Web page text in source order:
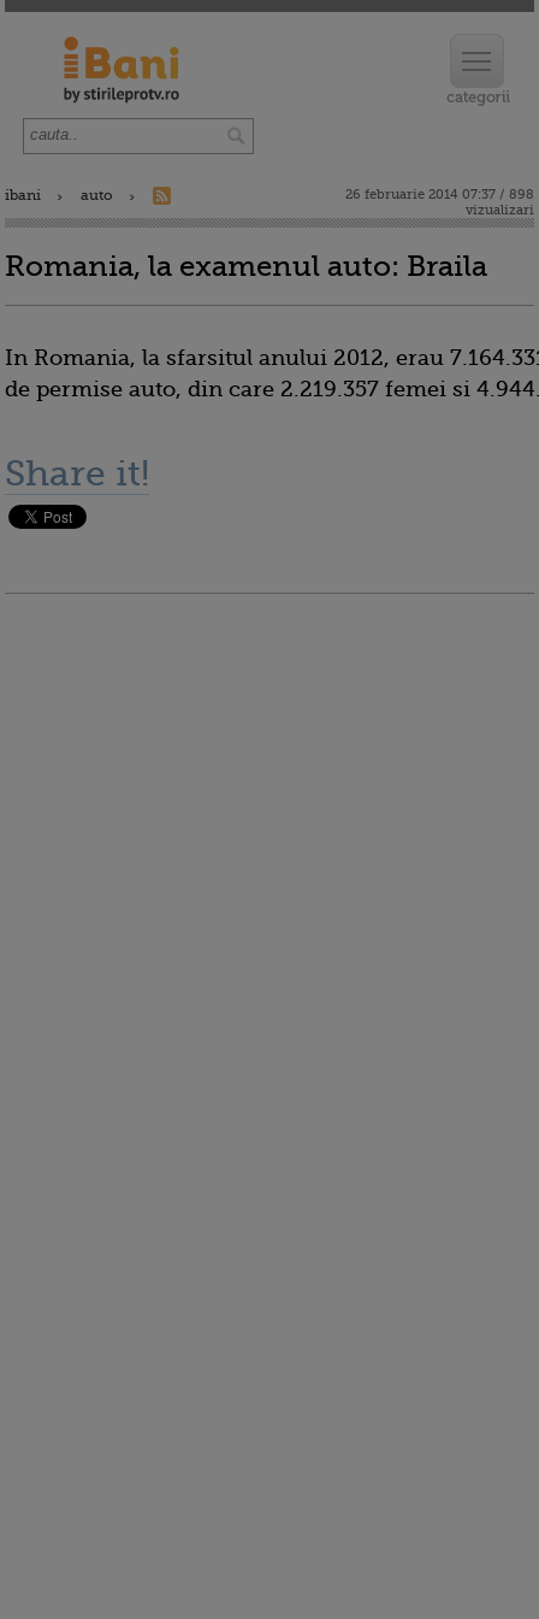
ibani auto
26 februarie 2014 07:37 / 898
vizualizari
Romania, la examenul auto: Braila
In Romania, la sfarsitul anului 2012, erau
de permise auto, din care 2.219.357 femei si
Share it!